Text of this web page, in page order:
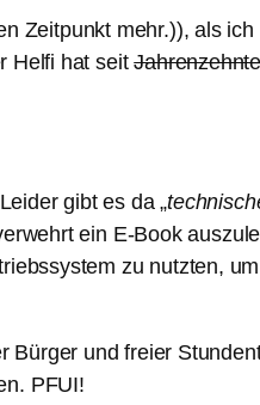
Zeitpunkt mehr.)), als
Helfi hat seit
gibt es da „
ein E-Book
zu nutzten,
Bürger und freier
PFUI!